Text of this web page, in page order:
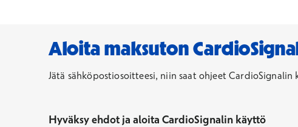
Aloita maksuton
Jätä sähköpostiosoitteesi, niin saat ohjeet
Hyväksy ehdot ja aloita CardioSignalin käyttö